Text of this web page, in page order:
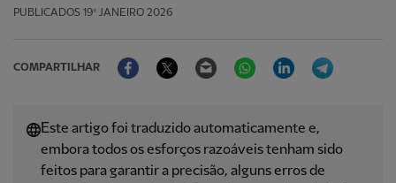
PUBLICADOS 19º JANEIRO 2026
COMPARTILHAR
FacebookTwitter Email WhatsAppLinkedIn
Este artigo foi traduzido automaticamente e,
embora todos os esforços razoáveis ​​tenham sido
feitos para garantir a precisão, alguns erros de